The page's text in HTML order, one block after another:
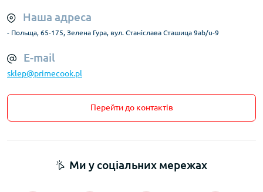
Наша адреса
- Польща, 65-175, Зелена Гура, вул. Станіслава Сташица 9ab/u-9
E-mail
sklep@primecook.pl
Перейти до контактів
Ми у соціальних мережах